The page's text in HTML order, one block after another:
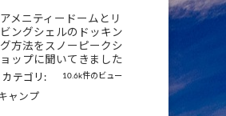
アメニティードームとリ
ビングシェルのドッキン
グ方法をスノーピークシ
ョップに聞いてきました
10.6k件のビュー
カテゴリ:
ャンプ